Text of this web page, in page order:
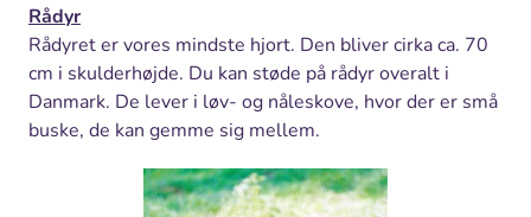
Rådyr
Rådyret er vores mindste hjort. Den bliver cirka ca. 70
cm i skulderhøjde. Du kan støde på rådyr overalt i
Danmark. De lever i løv- og nåleskove, hvor der er små
buske, de kan gemme sig mellem.